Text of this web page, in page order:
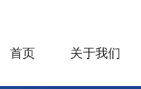
首页 关于我们